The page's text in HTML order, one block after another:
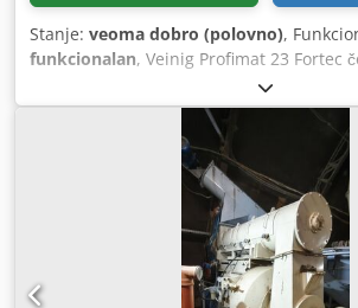
Stanje: veoma dobro (polovno),
funkcionalan, Veinig Profimat 23 Fortec
planer Dedjumxqrepfx Abujkr Radna
visina 140mm Broj vretena 6 vreteno
Prava Otišao 11kw Vrh 7.5kv Vrh 5.5kv
Pneumatske stege Brzina hranjenja
Vozite na kardanskim vratilima CE